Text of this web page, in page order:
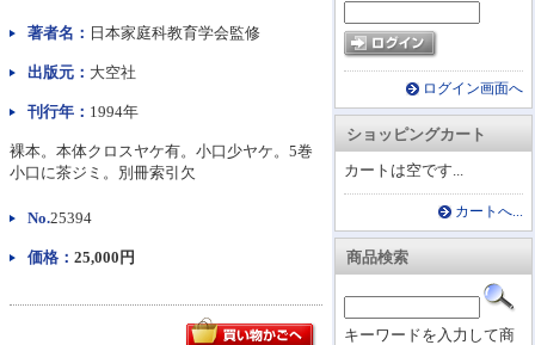
ログイン画面へ
ショッピングカート
カートは空です...
カートへ...
商品検索
キーワードを入力して商
著者名： 日本家庭科教育学会監修
出版元： 大空社
刊行年： 1994年
裸本。本体クロスヤケ有。小口少ヤケ。5巻
小口に茶ジミ。別冊索引欠
No.25394
価格： 25,000円